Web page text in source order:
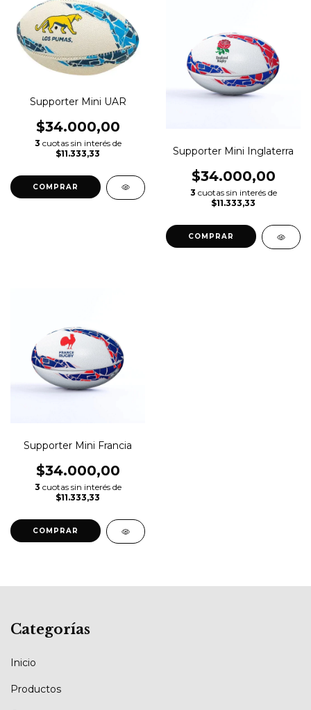
Supporter Mini UAR
$34.000,00
3 cuotas sin interés de
$11.333,33
Supporter Mini Inglaterra
$34.000,00
3 cuotas sin interés de
$11.333,33
Supporter Mini Francia
$34.000,00
3 cuotas sin interés de
$11.333,33
Categorías
Inicio
Productos